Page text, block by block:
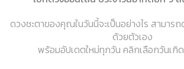
ดวงชะตาของคุณในวันนี้จะเป็นอย่างไร สามาร
ด้วยตัวเอง
พร้อมอัปเดตใหม่ทุกวัน คลิกเลือกวันเ